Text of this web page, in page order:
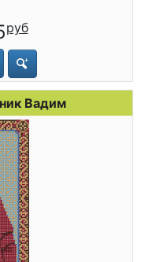
Вадим